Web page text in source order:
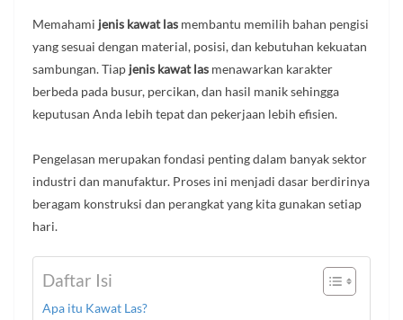
Memahami jenis kawat las membantu memilih bahan pengisi
yang sesuai dengan material, posisi, dan kebutuhan kekuatan
sambungan. Tiap jenis kawat las menawarkan karakter
berbeda pada busur, percikan, dan hasil manik sehingga
keputusan Anda lebih tepat dan pekerjaan lebih efisien.
Pengelasan merupakan fondasi penting dalam banyak sektor
industri dan manufaktur. Proses ini menjadi dasar berdirinya
beragam konstruksi dan perangkat yang kita gunakan setiap
hari.
Daftar Isi
Apa itu Kawat Las?